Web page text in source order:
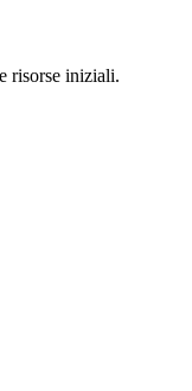
risorse iniziali.